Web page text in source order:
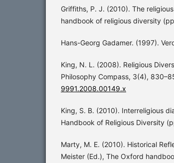
Griffiths, P. J. (2010). The
handbook of religious diversity
Hans-Georg Gadamer. (1997).
King, N. L. (2008). Religious
Philosophy Compass, 3(4),
9991.2008.00149.x
King, S. B. (2010). Interreligious
Handbook of Religious Diversity
Marty, M. E. (2010). Historical
Meister (Ed.), The Oxford